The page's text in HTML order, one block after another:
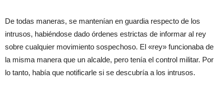
De todas maneras, se mantenían en guardia respecto de los
intrusos, habiéndose dado órdenes estrictas de informar al rey
sobre cualquier movimiento sospechoso. El «rey» funcionaba de
la misma manera que un alcalde, pero tenía el control militar. Por
lo tanto, había que notificarle si se descubría a los intrusos.